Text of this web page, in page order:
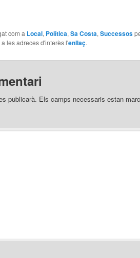
com a Local, Política, Sa Costa, Successos
les adreces d'interès l'enllaç.
publicarà. Els camps necessaris estan